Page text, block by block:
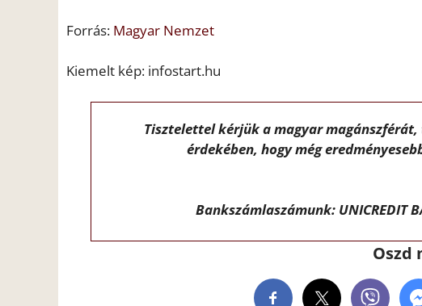
Forrás: Magyar Nemzet
Kiemelt kép: infostart.hu
Tisztelettel kérjük a magyar magánszférát,
érdekében, hogy még
Bankszámlaszámunk: UNICREDIT
Oszd